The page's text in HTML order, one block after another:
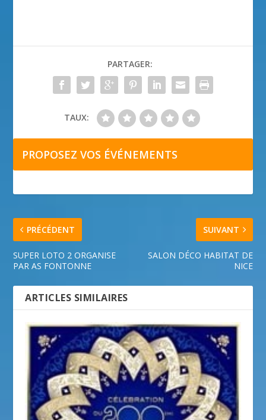
PARTAGER:
TAUX:
PROPOSEZ VOS ÉVÉNEMENTS
PRÉCÉDENT
SUPER LOTO 2 ORGANISE
PAR AS FONTONNE
SUIVANT
SALON DÉCO HABITAT DE
NICE
ARTICLES SIMILAIRES